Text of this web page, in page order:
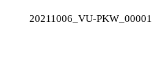
20211006_VU-PKW_00001